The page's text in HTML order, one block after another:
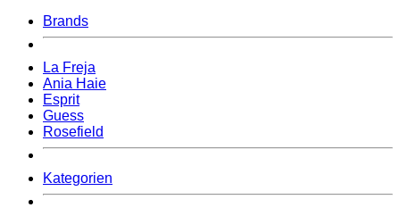
Brands
La Freja
Ania Haie
Esprit
Guess
Rosefield
Kategorien